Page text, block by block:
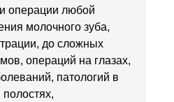
операции любой
молочного зуба,
до сложных
операций на глазах,
патологий в